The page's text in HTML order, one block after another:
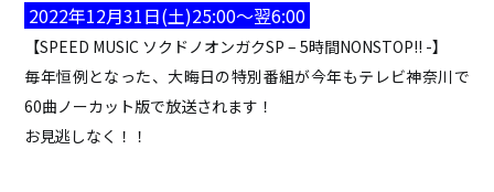
ray.(光)
五条院凌
Rainboy
NEMOTROUBOLTER
BimBamBoom
2022年12月31日(土)25:00〜翌6:00
【SPEED MUSIC ソクドノオンガクSP – 5時間NONSTOP!! -】
毎年恒例となった、大晦日の特別番組が今年もテレビ神奈川で
60曲ノーカット版で放送されます！
お見逃しなく！！